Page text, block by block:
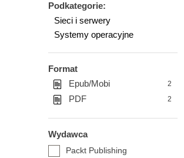
Podkategorie:
Sieci i serwery
Systemy operacyjne
Format
Epub/Mobi
2
PDF 2
Wydawca
Packt Publishing